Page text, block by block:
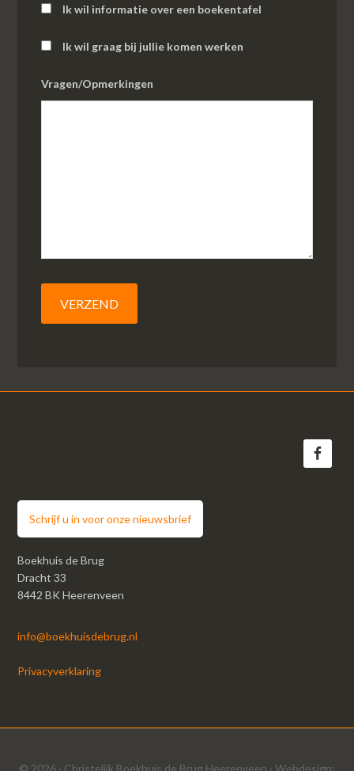
Ik wil informatie over een boekentafel
Ik wil graag bij jullie komen werken
Vragen/Opmerkingen
Schrijf u in voor onze nieuwsbrief
Boekhuis de Brug
Dracht 33
8442 BK Heerenveen
info@boekhuisdebrug.nl
Privacyverklaring
© 2026 · Christelijk Boekhuis de Brug Heerenveen · Webdesign: